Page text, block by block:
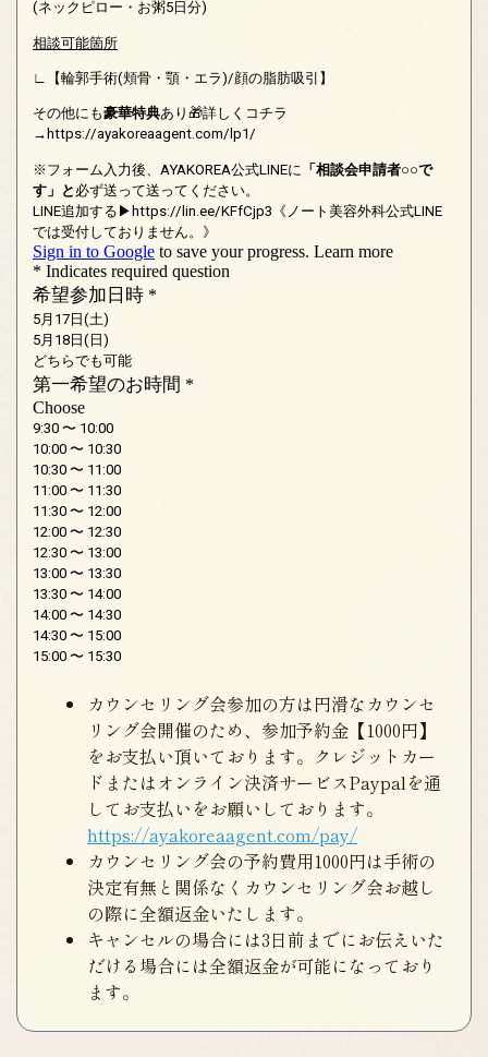
カウンセリング会参加の方は円滑なカウンセ
リング会開催のため、参加予約金【1000円】
をお支払い頂いております。クレジットカー
ドまたはオンライン決済サービスPaypalを通
してお支払いをお願いしております。
https://ayakoreaagent.com/pay/
カウンセリング会の予約費用1000円は手術の
決定有無と関係なくカウンセリング会お越し
の際に全額返金いたします。
キャンセルの場合には3日前までにお伝えいた
だける場合には全額返金が可能になっており
ます。